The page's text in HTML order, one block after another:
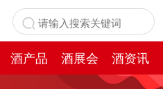
酒产品 酒展会
酒资讯